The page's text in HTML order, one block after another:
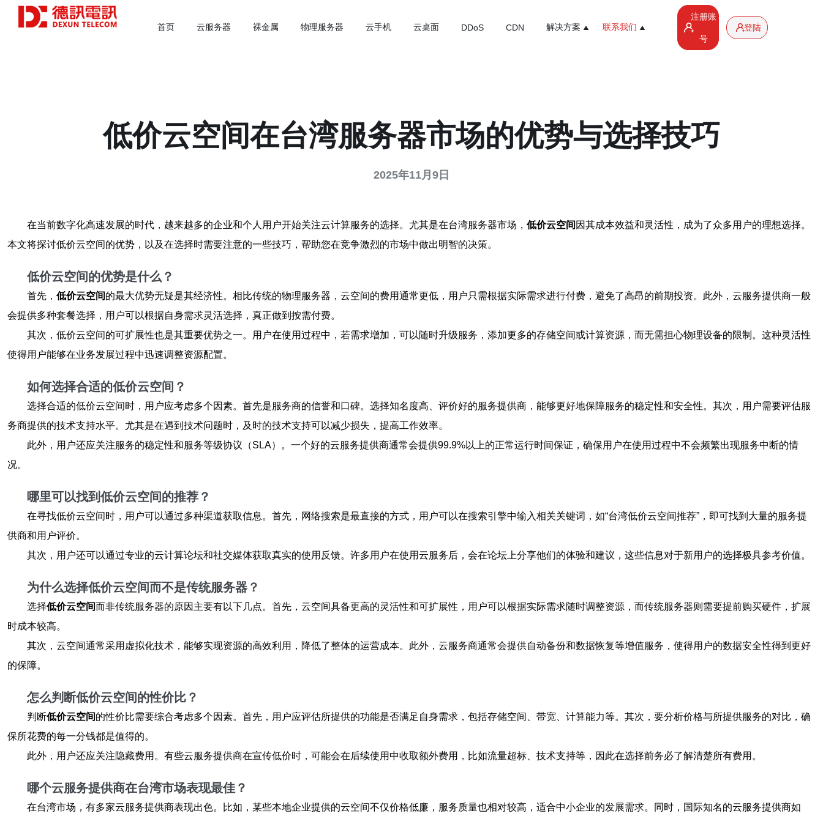
首页 云服务器 裸金属 物理服务器 云手机 云桌面 DDoS CDN 解决方案 联系我们
注册账
号
登陆
低价云空间在台湾服务器市场的优势与选择技巧
2025年11月9日
在当前数字化高速发展的时代，越来越多的企业和个人用户开始关注云计算服务的选择。尤其是在台湾服务器市场， 低价云空间 因其成本效益和灵活性，成为了众多用户的理想选择。
本文将探讨低价云空间的优势，以及在选择时需要注意的一些技巧，帮助您在竞争激烈的市场中做出明智的决策。
低价云空间的优势是什么？
首先， 低价云空间的最大优势无疑是其经济性。相比传统的物理服务器，云空间的费用通常更低，用户只需根据实际需求进行付费，避免了高昂的前期投资。此外，云服务提供商一般
会提供多种套餐选择，用户可以根据自身需求灵活选择，真正做到按需付费。
其次，低价云空间的可扩展性也是其重要优势之一。用户在使用过程中，若需求增加，可以随时升级服务，添加更多的存储空间或计算资源，而无需担心物理设备的限制。这种灵活性
使得用户能够在业务发展过程中迅速调整资源配置。
如何选择合适的低价云空间？
选择合适的低价云空间时，用户应考虑多个因素。首先是服务商的信誉和口碑。选择知名度高、评价好的服务提供商，能够更好地保障服务的稳定性和安全性。其次，用户需要评估服
务商提供的技术支持水平。尤其是在遇到技术问题时，及时的技术支持可以减少损失，提高工作效率。
此外，用户还应关注服务的稳定性和服务等级协议（SLA）。一个好的云服务提供商通常会提供99.9%以上的正常运行时间保证，确保用户在使用过程中不会频繁出现服务中断的情
况。
哪里可以找到低价云空间的推荐？
在寻找低价云空间时，用户可以通过多种渠道获取信息。首先，网络搜索是最直接的方式，用户可以在搜索引擎中输入相关关键词，如“台湾低价云空间推荐”，即可找到大量的服务提
供商和用户评价。
其次，用户还可以通过专业的云计算论坛和社交媒体获取真实的使用反馈。许多用户在使用云服务后，会在论坛上分享他们的体验和建议，这些信息对于新用户的选择极具参考价值。
为什么选择低价云空间而不是传统服务器？
选择低价云空间而非传统服务器的原因主要有以下几点。首先，云空间具备更高的灵活性和可扩展性，用户可以根据实际需求随时调整资源，而传统服务器则需要提前购买硬件，扩展
时成本较高。
其次，云空间通常采用虚拟化技术，能够实现资源的高效利用，降低了整体的运营成本。此外，云服务商通常会提供自动备份和数据恢复等增值服务，使得用户的数据安全性得到更好
的保障。
怎么判断低价云空间的性价比？
判断低价云空间的性价比需要综合考虑多个因素。首先，用户应评估所提供的功能是否满足自身需求，包括存储空间、带宽、计算能力等。其次，要分析价格与所提供服务的对比，确
保所花费的每一分钱都是值得的。
此外，用户还应关注隐藏费用。有些云服务提供商在宣传低价时，可能会在后续使用中收取额外费用，比如流量超标、技术支持等，因此在选择前务必了解清楚所有费用。
哪个云服务提供商在台湾市场表现最佳？
在台湾市场，有多家云服务提供商表现出色。比如，某些本地企业提供的云空间不仅价格低廉，服务质量也相对较高，适合中小企业的发展需求。同时，国际知名的云服务提供商如